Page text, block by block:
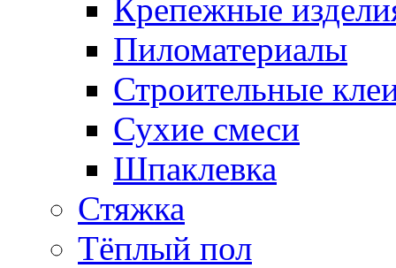
Крепежные
Пиломатериалы
Строительные
Сухие смеси
Шпаклевка
Стяжка
Тёплый пол